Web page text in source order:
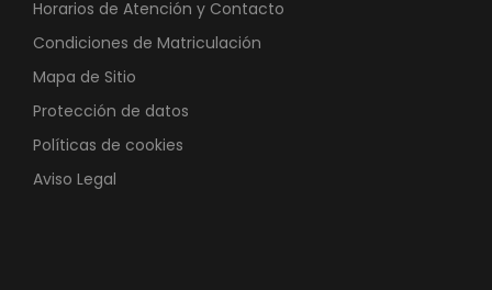
Horarios de Atención y Contacto
Condiciones de Matriculación
Mapa de Sitio
Protección de datos
Políticas de cookies
Aviso Legal